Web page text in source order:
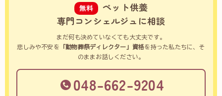
無料
ペット供養
専門コンシェルジュに相談
まだ何も決めていなくても大丈夫です。
悲しみや不安を 「動物葬祭ディレクター」資格を持った私たちに、そ
のままお話しください。
048-662-9204